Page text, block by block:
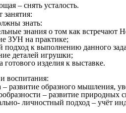
– снять усталость.
занятия:
знать:
знания о том как встречают
ЗУН на практике;
подход к выполнению данного
деталей игрушки;
готового изделия к выставке.
воспитания:
– развитие образного мышления,
– развитие природных
личностный подход – учёт